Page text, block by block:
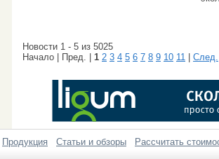
Новости 1 - 5 из 5025
Начало | Пред. | 1 2 3 4 5 6 7 8 9 10 11 След.
Продукция Статьи и обзоры Рассчитать